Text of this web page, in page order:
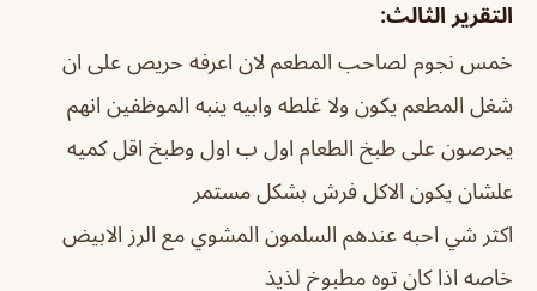
التقرير الثالث:
خمس نجوم لصاحب المطعم لان اعرفه حريص على ان
شغل المطعم يكون ولا غلطه وابيه ينبه الموظفين انهم
يحرصون على طبخ الطعام اول ب اول وطبخ اقل كميه
علشان يكون الاكل فرش بشكل مستمر
اكثر شي احبه عندهم السلمون المشوي مع الرز الابيض
خاصه اذا كان توه مطبوخ لذيذ